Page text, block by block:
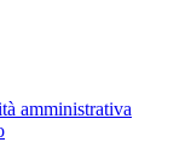
amministrativa